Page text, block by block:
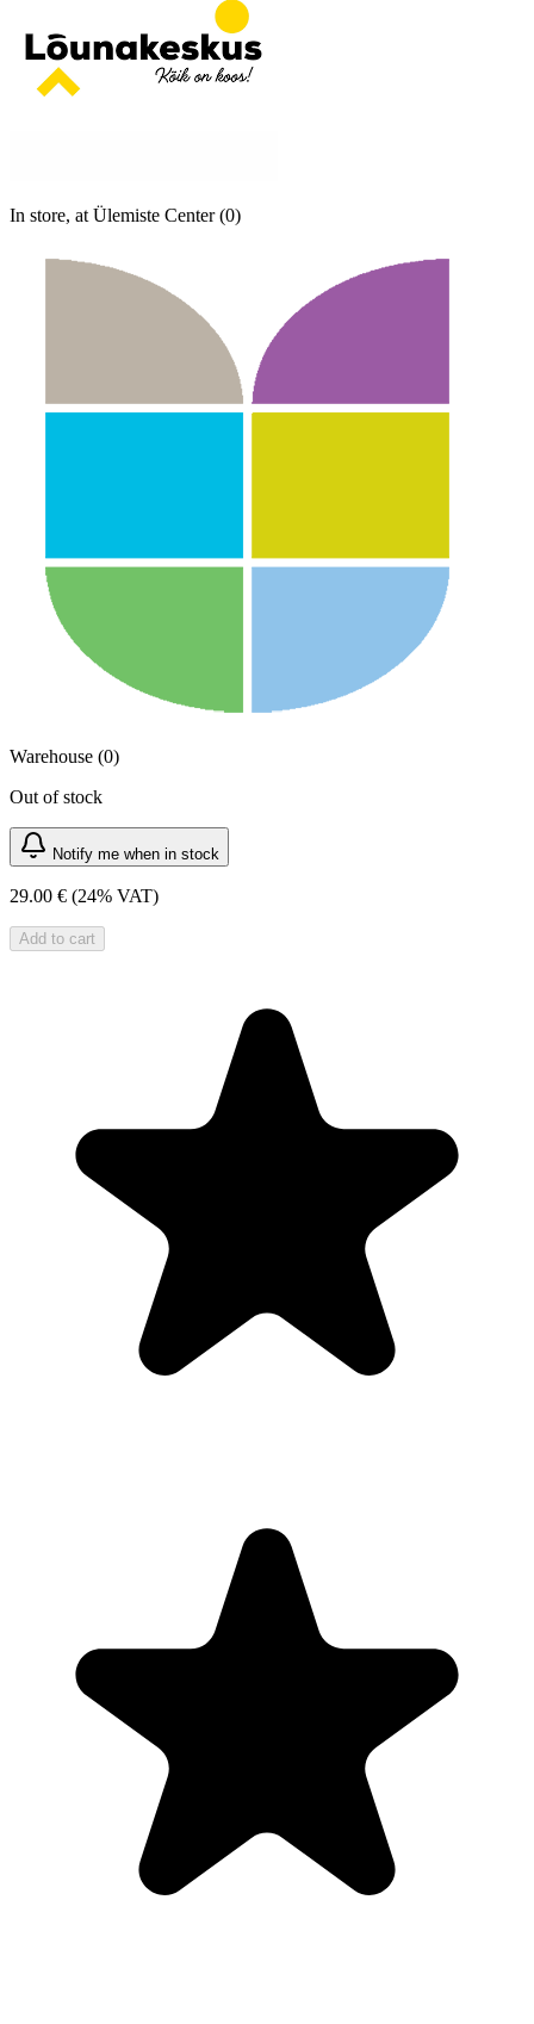
In store, at Ülemiste Center (0)
Warehouse (0)
Out of stock
Notify me when in stock
29.00 € (24% VAT)
Add to cart